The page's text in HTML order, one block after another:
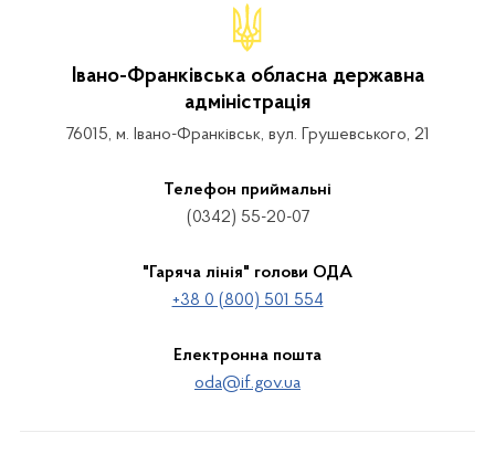
Івано-Франківська обласна державна
адміністрація
76015, м. Івано-Франківськ, вул. Грушевського, 21
Телефон приймальні
(0342) 55-20-07
"Гаряча лінія" голови ОДА
+38 0 (800) 501 554
Електронна пошта
oda@if.gov.ua